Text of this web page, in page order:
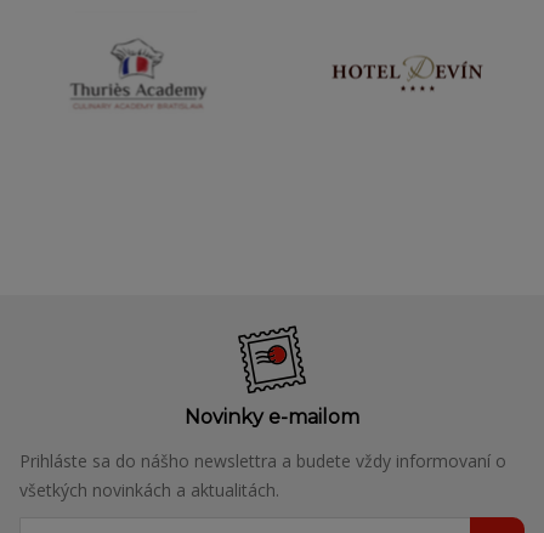
Novinky e-mailom
Prihláste sa do nášho newslettra a budete vždy informovaní o
všetkých novinkách a aktualitách.